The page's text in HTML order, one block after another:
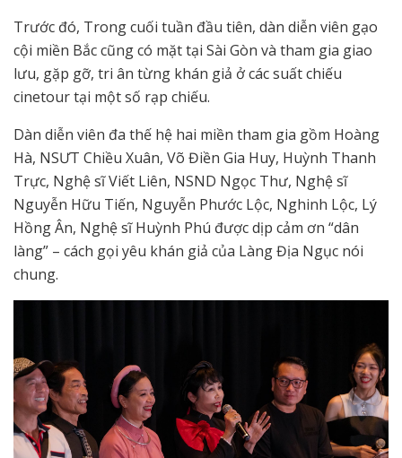
Trước đó, Trong cuối tuần đầu tiên, dàn diễn viên gạo
cội miền Bắc cũng có mặt tại Sài Gòn và tham gia giao
lưu, gặp gỡ, tri ân từng khán giả ở các suất chiếu
cinetour tại một số rạp chiếu.
Dàn diễn viên đa thế hệ hai miền tham gia gồm Hoàng
Hà, NSƯT Chiều Xuân, Võ Điền Gia Huy, Huỳnh Thanh
Trực, Nghệ sĩ Viết Liên, NSND Ngọc Thư, Nghệ sĩ
Nguyễn Hữu Tiến, Nguyễn Phước Lộc, Nghinh Lộc, Lý
Hồng Ân, Nghệ sĩ Huỳnh Phú được dịp cảm ơn “dân
làng” – cách gọi yêu khán giả của Làng Địa Ngục nói
chung.